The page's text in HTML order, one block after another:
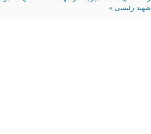
شهید رئیسی »